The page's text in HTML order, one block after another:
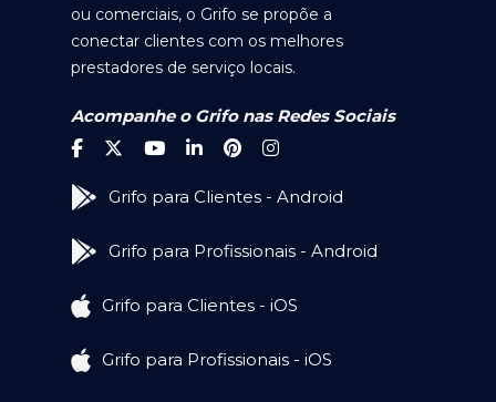
ou comerciais, o Grifo se propõe a
conectar clientes com os melhores
prestadores de serviço locais.
Acompanhe o Grifo nas Redes Sociais
Grifo para Clientes - Android
Grifo para Profissionais - Android
Grifo para Clientes - iOS
Grifo para Profissionais - iOS